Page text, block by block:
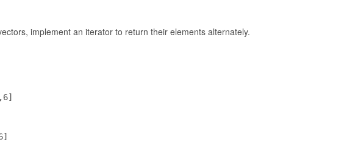
implement an iterator to return their elements alternately.